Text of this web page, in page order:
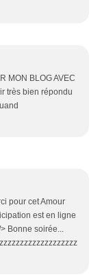
MON BLOG AVEC
très bien répondu
pour cet Amour
est en ligne
Bonne soirée...